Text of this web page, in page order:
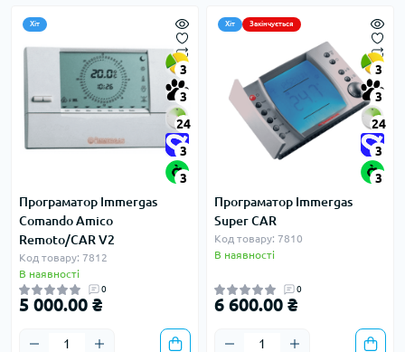
Хіт
3
3
24
3
3
Програматор Immergas
Сomando Аmico
Remoto/CAR V2
Код товару: 7812
В наявності
0
5 000.00 ₴
Хіт Закінчується
3
3
24
3
3
Програматор Immergas
Super CAR
Код товару: 7810
В наявності
0
6 600.00 ₴